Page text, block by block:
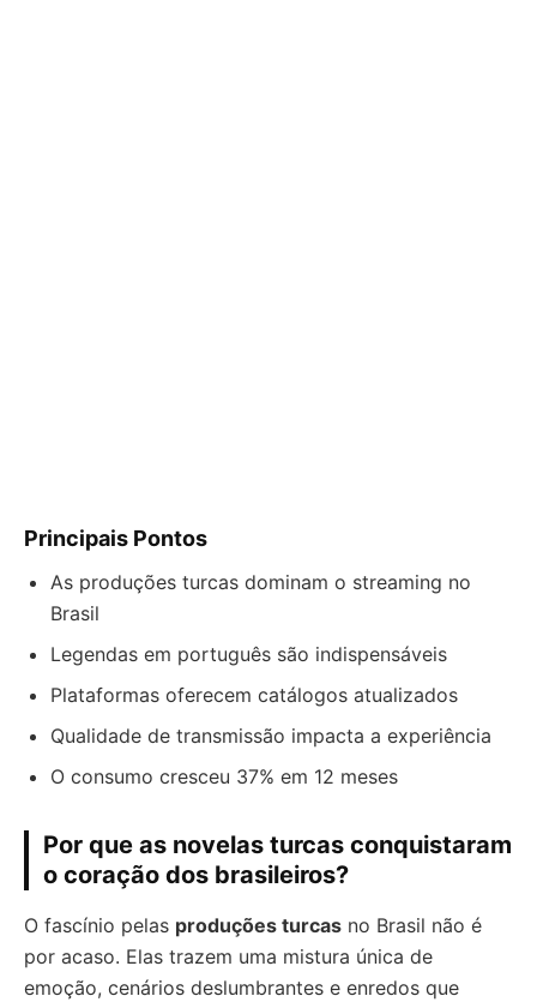
Principais Pontos
As produções turcas dominam o streaming no
Brasil
Legendas em português são indispensáveis
Plataformas oferecem catálogos atualizados
Qualidade de transmissão impacta a experiência
O consumo cresceu 37% em 12 meses
Por que as novelas turcas conquistaram
o coração dos brasileiros?
O fascínio pelas produções turcas no Brasil não é
por acaso. Elas trazem uma mistura única de
emoção, cenários deslumbrantes e enredos que